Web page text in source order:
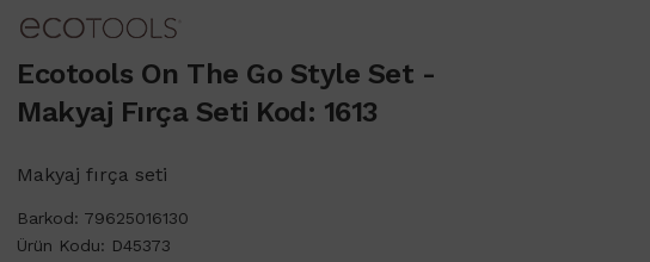
Ecotools On The Go Style Set -
Makyaj Fırça Seti Kod: 1613
Makyaj fırça seti
Barkod: 79625016130
Ürün Kodu: D45373